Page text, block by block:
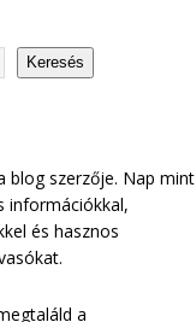
Keresés
blog szerzője. Nap mint
információkkal,
és hasznos
a